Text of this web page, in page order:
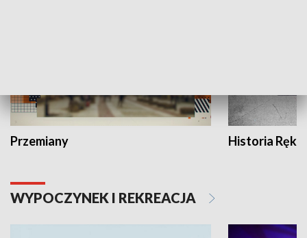
Przemiany Historia Ręką
WYPOCZYNEK I REKREACJA